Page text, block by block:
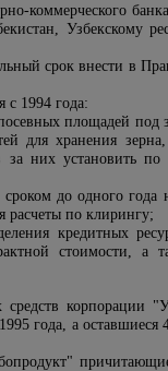
коммерческого
Узбекскому
срок внести в
с 1994 года:
площадей под
для хранения
них установить по
до одного
расчеты по клирингу;
кредитных
стоимости, а
года, а оставшиеся